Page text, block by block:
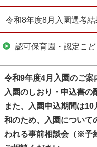
令和8年度8月入園選考
認可保育園・認定こ
令和9年度4月入園のご案
入園のしおり・申込書の
また、入園申込期間は
和のため、入園について
われる事前相談会（※予